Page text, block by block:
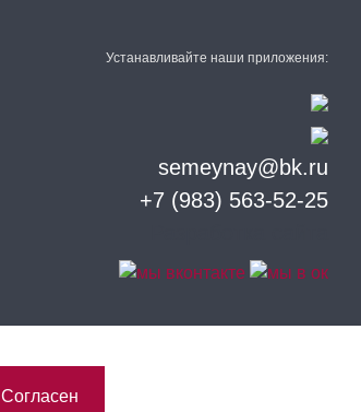
Устанавливайте наши приложения:
semeynay@bk.ru
+7 (983) 563-52-25
Согласен